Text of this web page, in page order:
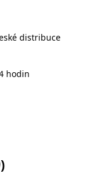
distribuce
hodin